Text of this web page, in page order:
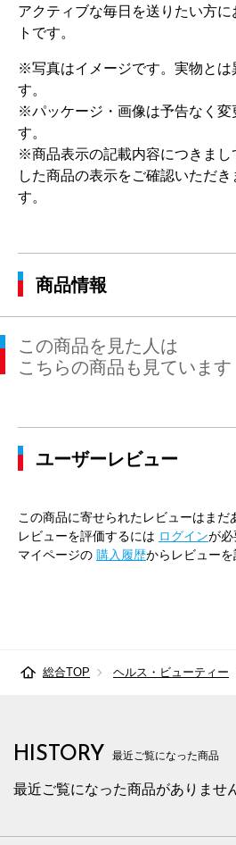
アクティブな毎日を送りたい方
トです。
※写真はイメージです。実物とは
す。
※パッケージ・画像は予告なく変
す。
※商品表示の記載内容につきまし
した商品の表示をご確認いただき
す。
商品情報
この商品を見た人は
こちらの商品も見ています
ユーザーレビュー
この商品に寄せられたレビューはまだ
レビューを評価するには ログインが必
マイページの 購入履歴からレビューを
総合TOP ヘルス・ビューティー
HISTORY 最近ご覧になった商品
最近ご覧になった商品がありませ